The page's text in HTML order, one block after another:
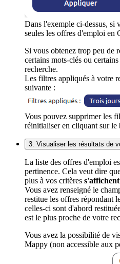
Dans l'exemple ci-dessus, si
seules les offres d'emploi en
Si vous obtenez trop peu de
certains mots-clés ou
recherche.
Les filtres appliqués à votre
suivante :
Vous pouvez supprimer les
réinitialiser en cliquant sur
3. Visualiser les résultats de
La liste des offres d'emploi
pertinence. Cela veut dire
plus à vos critères
Vous avez renseigné le
restitue les offres répondant
celles-ci sont d'abord
est le plus proche de votre
Vous avez la possibilité de
Mappy (non accessible aux